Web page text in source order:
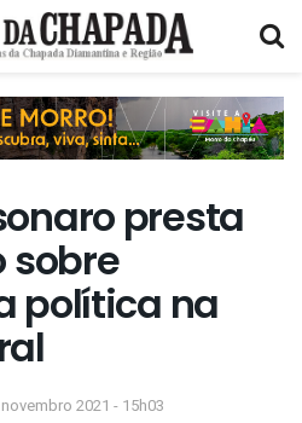
presta
sobre
política na
2021 - 15h03